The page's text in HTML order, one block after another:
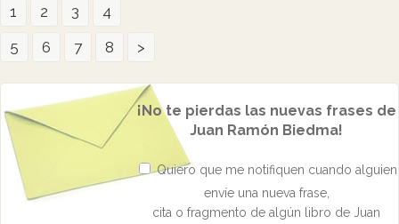
1 2 3
4
5
6 7 8 >
¡No te pierdas las nuevas frases de
Juan Ramón Biedma!
Quiero que me notifiquen cuando alguien
envíe una nueva frase,
cita o fragmento de algún libro de Juan